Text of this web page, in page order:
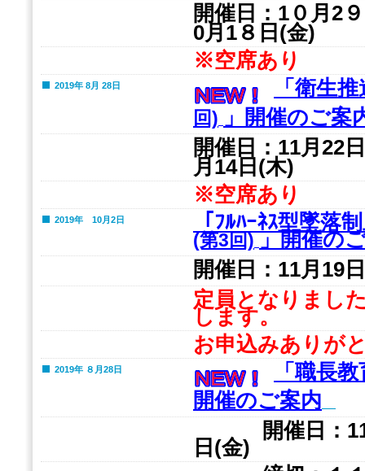
開催日： 1０月2
0月1８日(金)
※空席あり
2019年 8月 28日 「衛生
回)
」開催のご案
開催日： 11月22日
月14日(木)
※空席あり
2019年 10月2日 「ﾌﾙﾊｰﾈｽ型墜落
(第3回) 」開催の
開催日： 11月19日
定員となりまし
します。
お申込みありが
2019年 ８月28日
「職長
開催のご案内
開催日：
日 (金)